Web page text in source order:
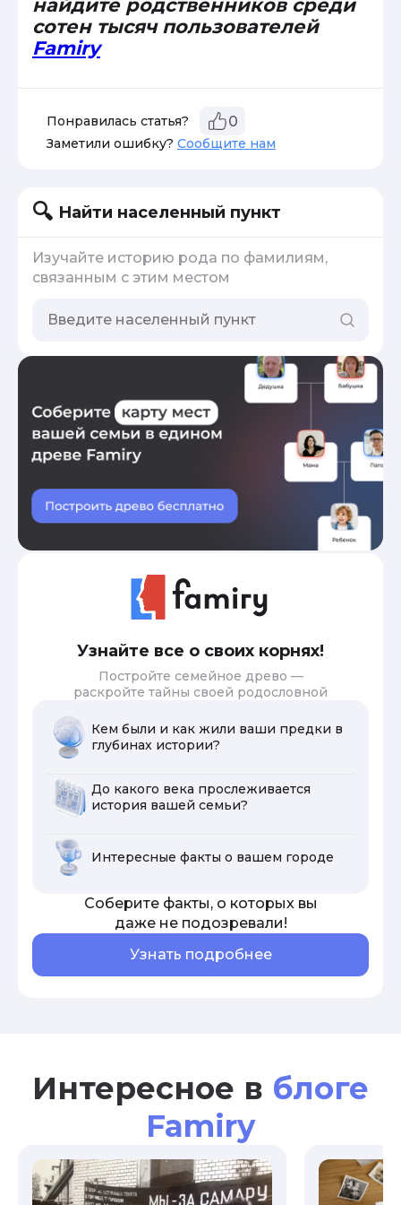
найдите родственников среди
сотен тысяч пользователей
Famiry
Понравилась статья? 0
Заметили ошибку? Сообщите нам
Найти населенный пункт
Изучайте историю рода по фамилиям,
связанным с этим местом
Узнайте все о своих корнях!
Постройте семейное древо —
раскройте тайны своей родословной
Кем были и как жили ваши предки в
глубинах истории?
До какого века прослеживается
история вашей семьи?
Интересные факты о вашем городе
Соберите факты, о которых вы
даже не подозревали!
Узнать подробнее
Интересное в блоге
Famiry